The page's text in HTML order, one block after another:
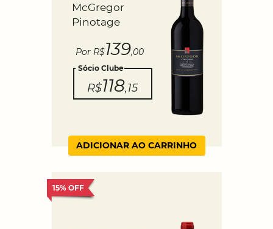
McGregor
Pinotage
Por R$139,00
Sócio Clube
R$118,15
ADICIONAR AO CARRINHO
15% OFF